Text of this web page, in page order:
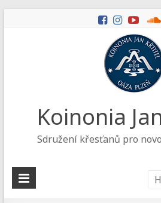
Koinonia
Sdružení křesťanů pro